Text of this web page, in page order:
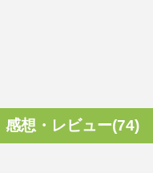
感想・レビュー(74)